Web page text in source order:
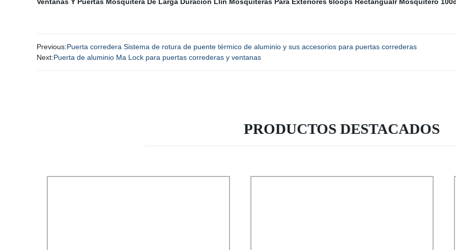
Previous:Puerta corredera Sistema de rotura de puente térmico de aluminio y sus accesorios para puertas correderas
Next:Puerta de aluminio Ma Lock para puertas correderas y ventanas
PRODUCTOS DESTACADOS